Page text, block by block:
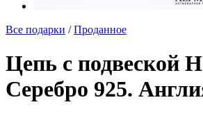
Все подарки /Проданное
Цепь с подвеской
Серебро 925.